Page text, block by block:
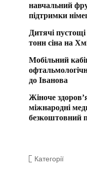
навчальний
підтримки
Дитячі
тонн сіна на
Мобільний
до Іванова
Жіноче
міжнародні
безкоштовний
Категорії